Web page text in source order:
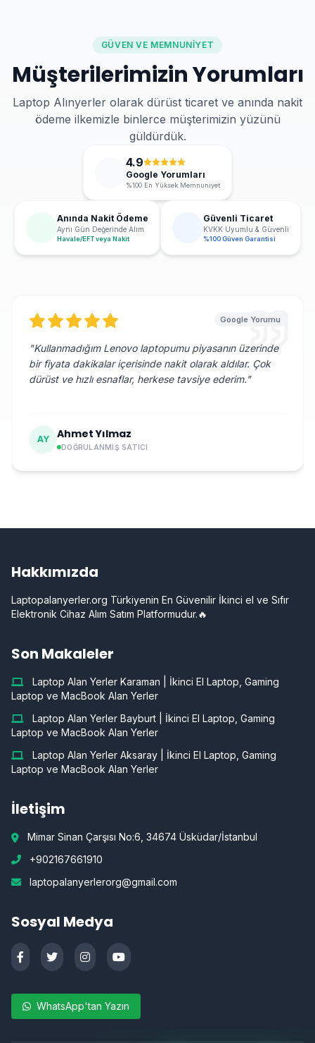
GÜVEN VE MEMNUNIYET
Müşterilerimizin Yorumları
Laptop Alınyerler olarak dürüst ticaret ve anında nakit
ödeme ilkemizle binlerce müşterimizin yüzünü
güldürdük.
4.9
Google Yorumları
%100 En Yüksek Memnuniyet
Anında Nakit Ödeme
Aynı Gün Değerinde Alım
Havale/EFT veya Nakit
Güvenli Ticaret
KVKK Uyumlu & Güvenli
%100 Güven Garantisi
Google Yorumu
"Kullanmadığım Lenovo laptopumu piyasanın üzerinde
bir fiyata dakikalar içerisinde nakit olarak aldılar. Çok
dürüst ve hızlı esnaflar, herkese tavsiye ederim."
AY Ahmet Yılmaz
DOĞRULANMIŞ SATICI
Hakkımızda
Laptopalanyerler.org Türkiyenin En Güvenilir İkinci el ve Sıfır
Elektronik Cihaz Alım Satım Platformudur.🔥
Son Makaleler
Laptop Alan Yerler Karaman | İkinci El Laptop, Gaming
Laptop ve MacBook Alan Yerler
Laptop Alan Yerler Bayburt | İkinci El Laptop, Gaming
Laptop ve MacBook Alan Yerler
Laptop Alan Yerler Aksaray | İkinci El Laptop, Gaming
Laptop ve MacBook Alan Yerler
İletişim
Mimar Sinan Çarşısı No:6, 34674 Üsküdar/İstanbul
+902167661910
laptopalanyerlerorg@gmail.com
Sosyal Medya
WhatsApp'tan Yazın